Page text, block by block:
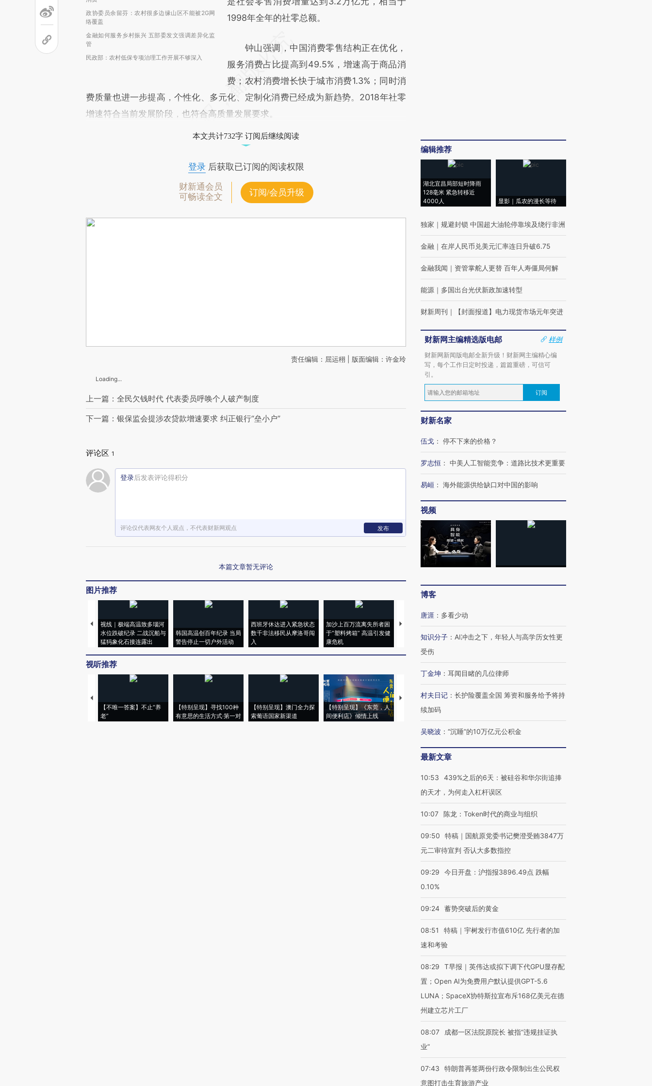
政协委员余留芬：农村很多边缘山区不能被2G网
络覆盖
金融如何服务乡村振兴 五部委发文强调差异化监
管
民政部：农村低保专项治理工作开展不够深入
1998年全年的社零总额。
钟山强调，中国消费零售结构正在优化，
服务消费占比提高到49.5%，增速高于商品消
费；农村消费增长快于城市消费1.3%；同时消
费质量也进一步提高，个性化、多元化、定制化消费已经成为新趋势。2018年社零
增速符合当前发展阶段，也符合高质量发展要求。
本文共计732字 订阅后继续阅读
登录后获取已订阅的阅读权限
财新通会员
可畅读全文
订阅/会员升级
责任编辑：屈运栩 | 版面编辑：许金玲
Loading...
上一篇：全民欠钱时代 代表委员呼唤个人破产制度
下一篇：银保监会提涉农贷款增速要求 纠正银行“垒小户”
评论区 1
登录后发表评论得积分
评论仅代表网友个人观点，不代表财新网观点 发布
本篇文章暂无评论
图片推荐
视线｜极端高温致多瑙河
水位跌破纪录 二战沉船与
猛犸象化石接连露出
韩国高温创百年纪录 当局
警告停止一切户外活动
西班牙休达进入紧急状态
数千非法移民从摩洛哥闯
入
加沙上百万流离失所者困
于“塑料烤箱” 高温引发健
康危机
视线｜HYROX的吸金
术：是什么让中产们甘
心“花钱找虐”？
马航飞行员跨国走私7万
粒摇头丸 尿检体内含3种
毒品
视线｜被称为“蟑螂”的印
度Z世代 用街头抗争将教
育部长拱下台
视听推荐
【不唯一答案】不止“养
老”
【特别呈现】寻找100种
有意思的生活方式·第一对
【特别呈现】澳门全力探
索葡语国家新渠道
【特别呈现】《东莞，人
间便利店》倾情上线
【推广】走进第四届链博
会，让数智科技“链”接产
【商旅对话】华住集团
编辑推荐
湖北宜昌局部短时降雨
128毫米 紧急转移近
4000人
显影｜瓜农的漫长等待
独家 ｜ 规避封锁 中国超大油轮停靠埃及绕行非洲
金融 ｜ 在岸人民币兑美元汇率连日升破6.75
金融我闻 ｜ 资管掌舵人更替 百年人寿僵局何解
能源 ｜ 多国出台光伏新政加速转型
财新周刊 ｜ 【封面报道】电力现货市场元年突进
财新网主编精选版电邮
样例
财新网新闻版电邮全新升级！财新网主编精心编
写，每个工作日定时投递，篇篇重磅，可信可
引。
订阅
财新名家
伍戈 ： 停不下来的价格？
罗志恒 ： 中美人工智能竞争：道路比技术更重要
易峘 ： 海外能源供给缺口对中国的影响
视频
博客
唐涯 ： 多看少动
知识分子 ： AI冲击之下，年轻人与高学历女性更
受伤
丁金坤 ： 耳闻目睹的几位律师
村夫日记 ： 长护险覆盖全国 筹资和服务给予将持
续加码
吴晓波 ： “沉睡”的10万亿元公积金
最新文章
10:53
439%之后的6天：被硅谷和华尔街追捧
的天才，为何走入杠杆误区
10:07 陈龙：Token时代的商业与组织
09:50
特稿｜国航原党委书记樊澄受贿3847万
元二审待宣判 否认大多数指控
09:29
今日开盘：沪指报3896.49点 跌幅
0.10%
09:24 蓄势突破后的黄金
08:51
特稿｜宇树发行市值610亿 先行者的加
速和考验
08:29
T早报｜英伟达或拟下调下代GPU显存配
置；Open AI为免费用户默认提供GPT-5.6
LUNA；SpaceX协特斯拉宣布斥168亿美元在德
州建立芯片工厂
08:07
成都一区法院原院长 被指“违规挂证执
业”
07:43
特朗普再签两份行政令限制出生公民权
意图打击生育旅游产业